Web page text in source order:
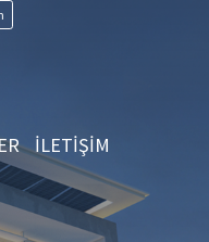
İLETİŞİM